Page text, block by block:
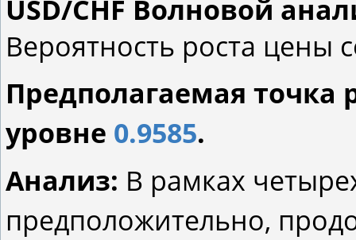
USD/CHF Волновой
Вероятность роста цены
Предполагаемая точка
уровне 0.9585.
Анализ: В рамках
предположительно,